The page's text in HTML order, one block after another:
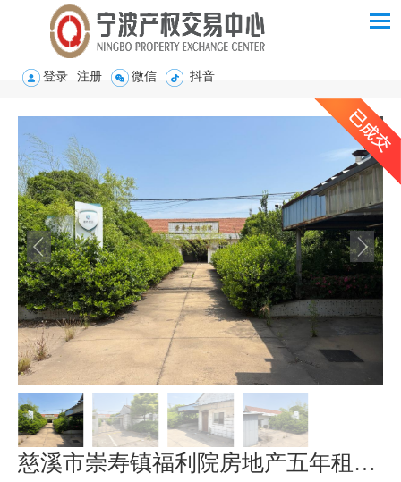
登录 注册 微信 抖音
慈溪市崇寿镇福利院房地产五年租赁权